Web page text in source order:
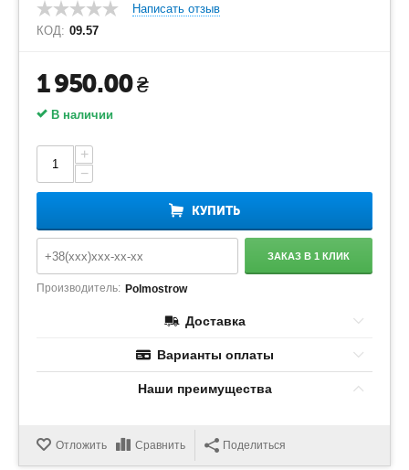
Написать отзыв
КОД: 09.57
1 950.00₴
В наличии
+
−
КУПИТЬ
ЗАКАЗ В 1 КЛИК
Производитель: Polmostrow
Доставка
Варианты оплаты
Наши преимущества
Отложить Сравнить Поделиться